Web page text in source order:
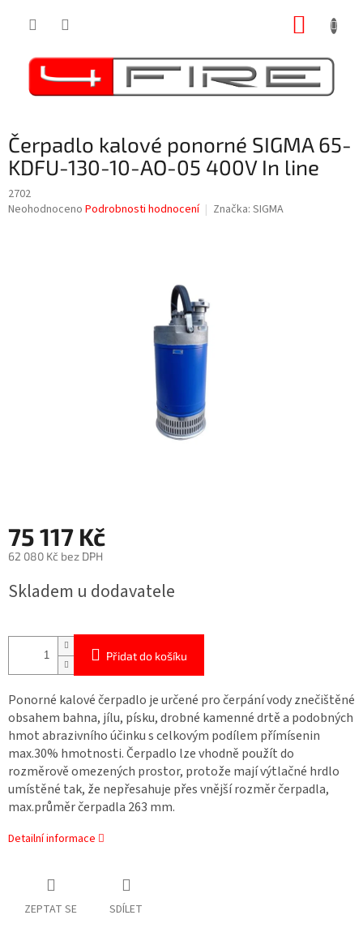
Čerpadlo kalové ponorné SIGMA 65-
KDFU-130-10-AO-05 400V In line
2702
Průměrné
Neohodnoceno Podrobnosti hodnocení Značka: SIGMA
75 117 Kč
62 080 Kč bez DPH
cena:
Skladem u dodavatele
Přidat do košíku
Ponorné kalové čerpadlo je určené pro čerpání vody znečištěné
obsahem bahna, jílu, písku, drobné kamenné drtě a podobných
hmot abrazivního účinku s celkovým podílem přímísenin
max.30% hmotnosti. Čerpadlo lze vhodně použít do
rozměrově omezených prostor, protože mají výtlačné hrdlo
umístěné tak, že nepřesahuje přes vnější rozměr čerpadla,
max.průměr čerpadla 263 mm.
Detailní informace
ZEPTAT SE SDÍLET